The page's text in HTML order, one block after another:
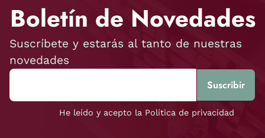
Boletín de Novedades
Suscríbete y estarás al tanto de nuestras
novedades
He leído y acepto la Política de privacidad